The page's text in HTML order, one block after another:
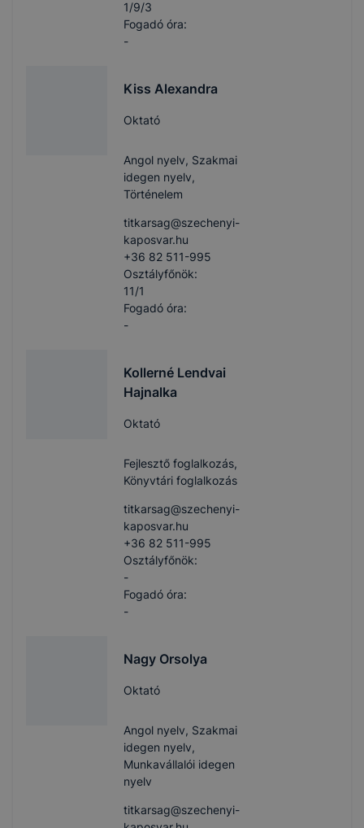
1/9/3
Fogadó óra:
-
Kiss Alexandra
Oktató
Angol nyelv, Szakmai
idegen nyelv,
Történelem
titkarsag​@szechenyi-
kaposvar.hu
+36 82 511-995
Osztályfőnök:
11/1
Fogadó óra:
-
Kollerné Lendvai
Hajnalka
Oktató
Fejlesztő foglalkozás,
Könyvtári foglalkozás
titkarsag​@szechenyi-
kaposvar.hu
+36 82 511-995
Osztályfőnök:
-
Fogadó óra:
-
Nagy Orsolya
Oktató
Angol nyelv, Szakmai
idegen nyelv,
Munkavállalói idegen
nyelv
titkarsag​@szechenyi-